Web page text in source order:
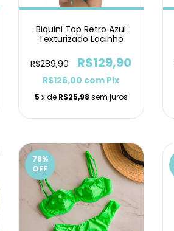
Biquini Top Retro Azul
Texturizado Lacinho
R$289,90 R$129,90
R$126,00 com Pix
5 x de R$25,98 sem juros
78%
OFF